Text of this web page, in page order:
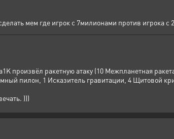
мем где игрок с 7милионами против игрока
произвёл ракетную атаку (10 Межпланетная
пилон, 1 Исказитель гравитации, 4 Щитовой
)))